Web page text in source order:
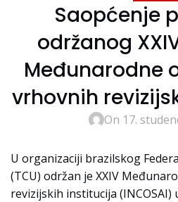
Saopćenje
održanog
Međunarodne
vrhovnih
On 17.
U organizaciji brazilskog
(TCU) održan je XXIV
revizijskih institucija (INCOSAI)